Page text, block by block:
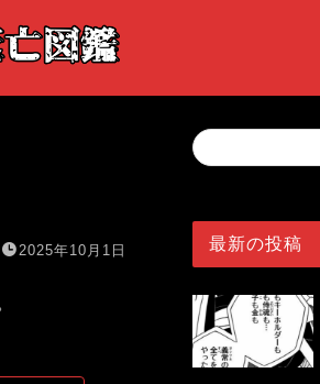
2025年10月1日 最新の投稿